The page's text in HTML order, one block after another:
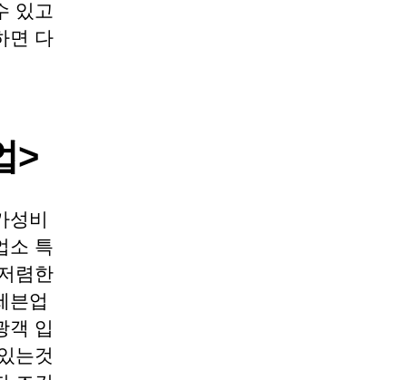
있고
면 다
>
성비
소 특
렴한
븐업
객 입
는것